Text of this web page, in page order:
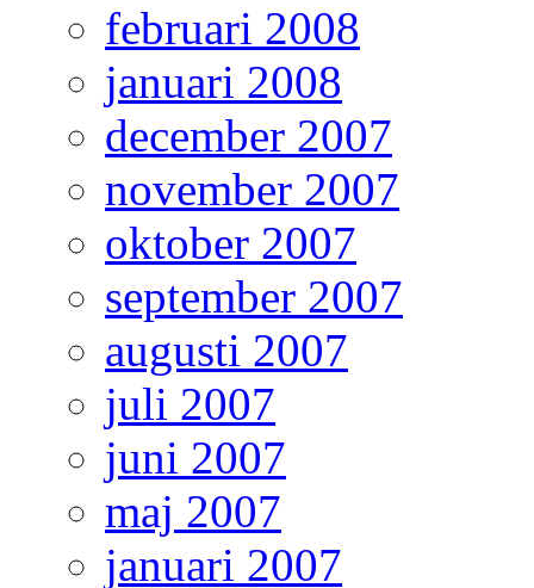
februari 2008
januari 2008
december 2007
november 2007
oktober 2007
september 2007
augusti 2007
juli 2007
juni 2007
maj 2007
januari 2007